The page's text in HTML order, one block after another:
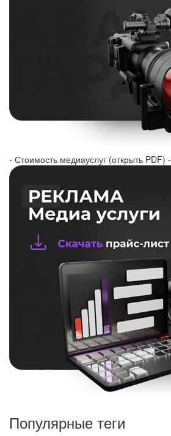
- Стоимость медиауслуг (открыть PDF) -
Популярные теги